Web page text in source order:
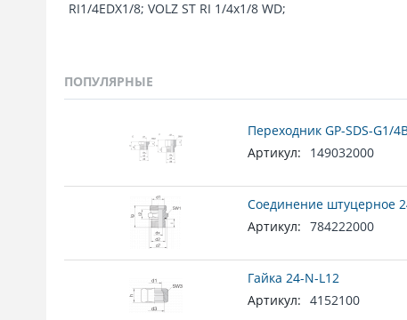
RI1/4EDX1/8; VOLZ ST RI 1/4x1/8 WD;
ПОПУЛЯРНЫЕ
Переходник GP-SDS-G1/
Артикул:
149032000
Соединение штуцерное
Артикул: 784222000
Гайка 24-N-L12
Артикул: 4152100